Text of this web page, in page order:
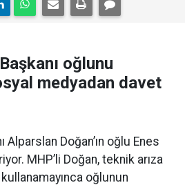
oğlunu
medyadan davet
Alparslan Doğan’ın oğlu Enes
MHP’li Doğan, teknik arıza
oğlunun